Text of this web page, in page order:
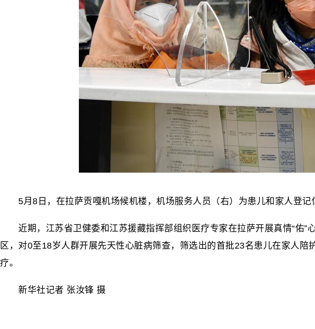
5月8日，在拉萨贡嘎机场候机楼，机场服务人员（右）为患儿和家人登记
近期，江苏省卫健委和江苏援藏指挥部组织医疗专家在拉萨开展真情“佑”
区，对0至18岁人群开展先天性心脏病筛查，筛选出的首批23名患儿在家人
疗。
新华社记者 张汝锋 摄